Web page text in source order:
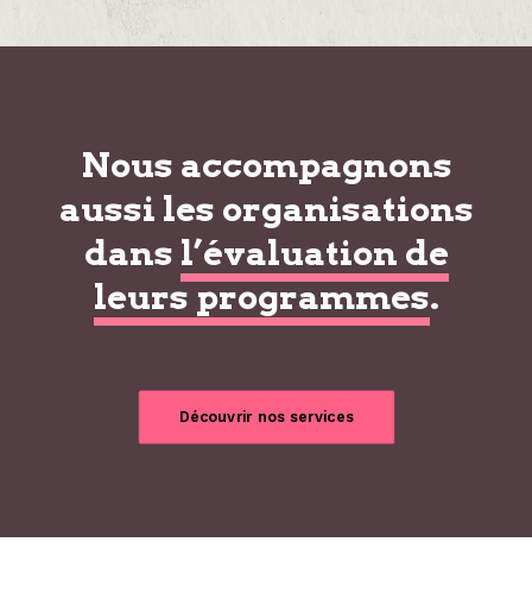
Nous accompagnons
aussi les organisations
dans l’évaluation de
leurs programmes.
Découvrir nos services